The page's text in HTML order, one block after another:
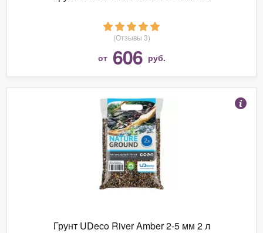
(Отзывы 3)
от 606 руб.
Грунт UDeco River Amber 2-5 мм 2 л